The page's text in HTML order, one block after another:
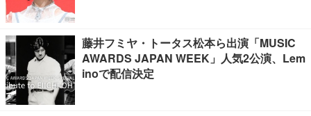
藤井フミヤ・トータス松本ら出演「MUSIC
AWARDS JAPAN WEEK」人気2公演、Lem
inoで配信決定